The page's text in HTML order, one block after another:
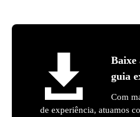
Baixe
guia
Com
de experiência, atuamos